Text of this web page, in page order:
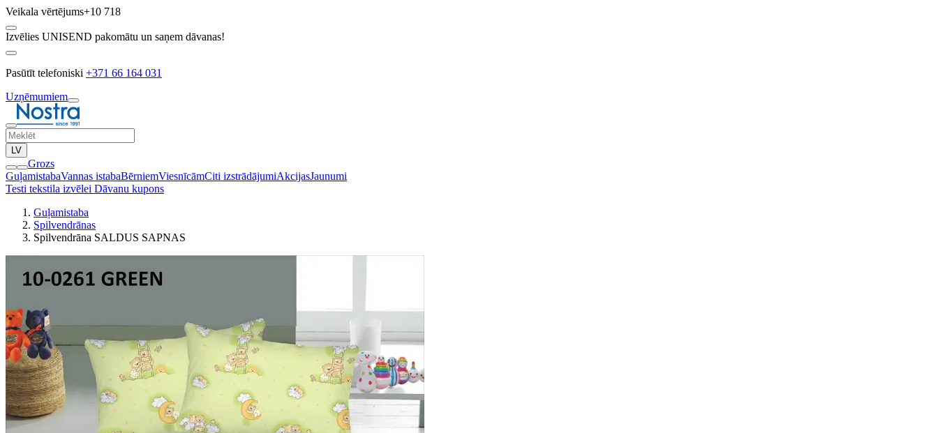
Veikala vērtējums+10 718
Izvēlies UNISEND pakomātu un saņem dāvanas!
Pasūtīt telefoniski +371 66 164 031
Uzņēmumiem
LV
Grozs
GuļamistabaVannas istabaBērniemViesnīcāmCiti izstrādājumiAkcijasJaunumi
Testi tekstila izvēlei Dāvanu kupons
Guļamistaba
Spilvendrānas
Spilvendrāna SALDUS SAPNAS